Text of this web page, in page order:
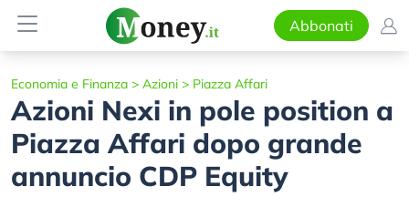
Abbonati
Economia e Finanza > Azioni > Piazza Affari
Azioni Nexi in pole position a
Piazza Affari dopo grande
annuncio CDP Equity